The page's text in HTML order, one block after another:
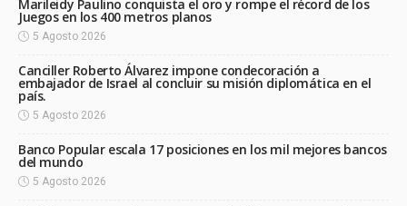
Marileidy Paulino conquista el oro y rompe el récord de los
Juegos en los 400 metros planos
5 Agosto 2026
Canciller Roberto Álvarez impone condecoración a
embajador de Israel al concluir su misión diplomática en el
país.
5 Agosto 2026
Banco Popular escala 17 posiciones en los mil mejores bancos
del mundo
5 Agosto 2026